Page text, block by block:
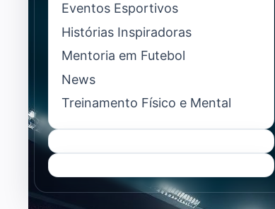
Eventos Esportivos
Histórias Inspiradoras
Mentoria em Futebol
News
Treinamento Físico e Mental